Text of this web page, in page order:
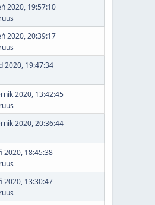
2020, 19:57:10
2020, 20:39:17
2020, 19:47:34
2020, 13:42:45
2020, 20:36:44
2020, 18:45:38
2020, 13:30:47